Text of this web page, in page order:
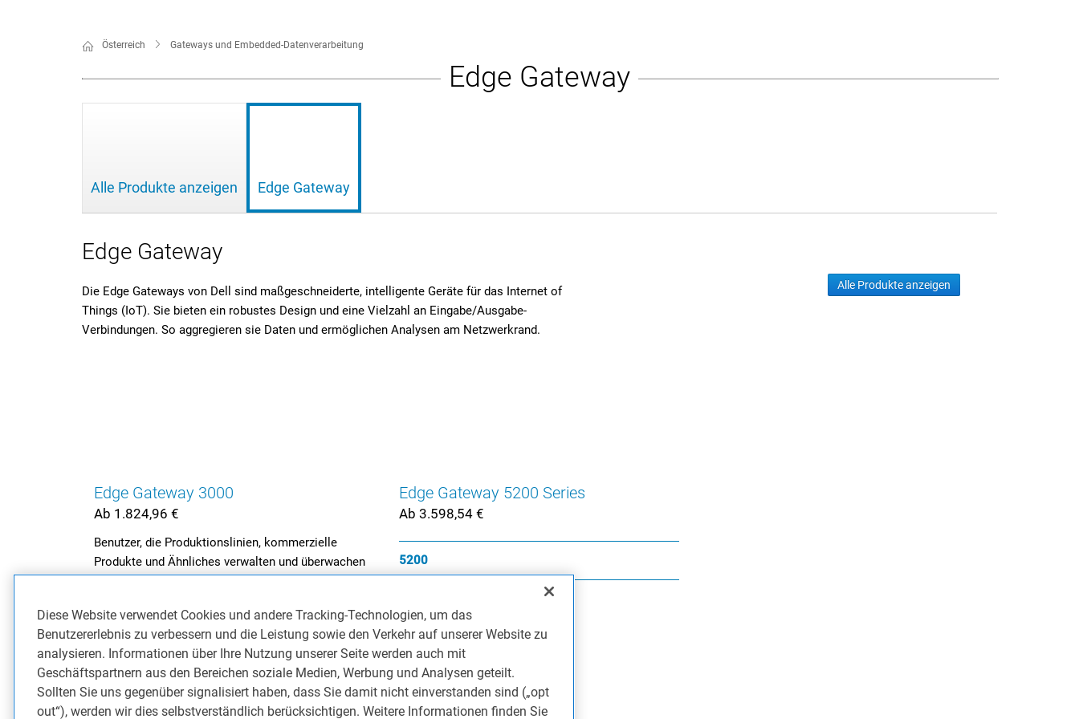
Österreich Gateways und Embedded-Datenverarbeitung
Edge Gateway
Alle Produkte anzeigen Edge Gateway
Edge Gateway
Die Edge Gateways von Dell sind maßgeschneiderte, intelligente Geräte für das Internet of
Things (IoT). Sie bieten ein robustes Design und eine Vielzahl an Eingabe/Ausgabe-
Verbindungen. So aggregieren sie Daten und ermöglichen Analysen am Netzwerkrand.
Alle Produkte anzeigen
Edge Gateway 3000
Ab 1.824,96 €
Benutzer, die Produktionslinien, kommerzielle
Produkte und Ähnliches verwalten und überwachen
Neu 3200
Edge Gateway 5200 Series
Ab 3.598,54 €
5200
Diese Website verwendet Cookies und andere Tracking-Technologien, um das
Benutzererlebnis zu verbessern und die Leistung sowie den Verkehr auf unserer Website zu
analysieren. Informationen über Ihre Nutzung unserer Seite werden auch mit
Geschäftspartnern aus den Bereichen soziale Medien, Werbung und Analysen geteilt.
Sollten Sie uns gegenüber signalisiert haben, dass Sie damit nicht einverstanden sind („opt
out“), werden wir dies selbstverständlich berücksichtigen. Weitere Informationen finden Sie